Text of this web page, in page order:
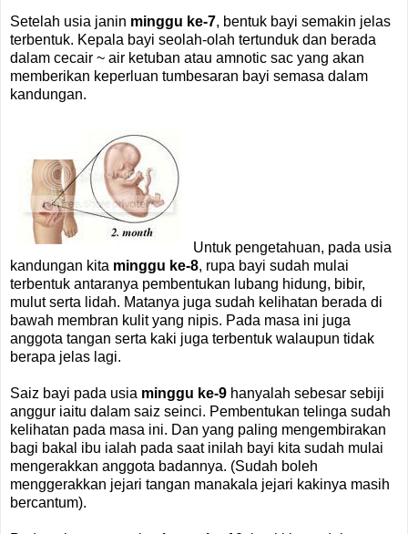
Setelah usia janin minggu ke-7, bentuk bayi semakin jelas
terbentuk. Kepala bayi seolah-olah tertunduk dan berada
dalam cecair ~ air ketuban atau amnotic sac yang akan
memberikan keperluan tumbesaran bayi semasa dalam
kandungan.
Untuk pengetahuan, pada usia
kandungan kita minggu ke-8, rupa bayi sudah mulai
terbentuk antaranya pembentukan lubang hidung, bibir,
mulut serta lidah. Matanya juga sudah kelihatan berada di
bawah membran kulit yang nipis. Pada masa ini juga
anggota tangan serta kaki juga terbentuk walaupun tidak
berapa jelas lagi.
Saiz bayi pada usia minggu ke-9 hanyalah sebesar sebiji
anggur iaitu dalam saiz seinci. Pembentukan telinga sudah
kelihatan pada masa ini. Dan yang paling mengembirakan
bagi bakal ibu ialah pada saat inilah bayi kita sudah mulai
mengerakkan anggota badannya. (Sudah boleh
menggerakkan jejari tangan manakala jejari kakinya masih
bercantum).